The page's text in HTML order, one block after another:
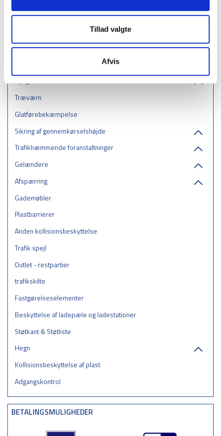
Tillad valgte
Afvis
Gennemkørselssikring - Bjælke
Kollisionsbeskyttelse i rustfrit stål
Beskyttelsesbøjle
Hjulguider
Træværn
Glatførebekæmpelse
Sikring af gennemkørselshøjde
Trafikhæmmende foranstaltninger
Gelændere
Afspærring
Gademøbler
Plastbarrierer
Anden kollisionsbeskyttelse
Trafik spejl
Outlet - restpartier
trafikskilte
Fastgørelseselementer
Beskyttelse af ladepæle og ladestationer
Støtkant & Støtliste
Hegn
Kollisionsbeskyttelse af plast
Adgangskontrol
BETALINGSMULIGHEDER